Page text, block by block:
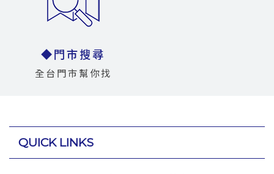
◆門市搜尋
全台門市幫你找
QUICK LINKS